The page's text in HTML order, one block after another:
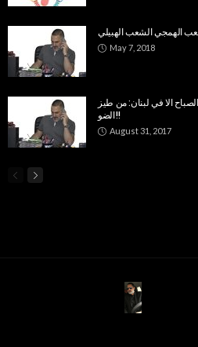
الهمجي الشعب الهبيلي
May 7, 2018
الا في لبنان: من طيز
الضو!!
August 31, 2017